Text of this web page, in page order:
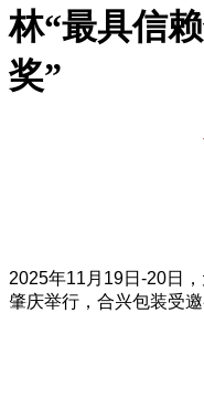
林“最具信
奖”
2025年11月19日-20日
肇庆举行，合兴包装受邀